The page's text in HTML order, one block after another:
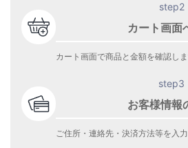
step2
カート画面
カート画面で商品と金額を確認しま
step3
お客様情報
ご住所・連絡先・決済方法等を入力